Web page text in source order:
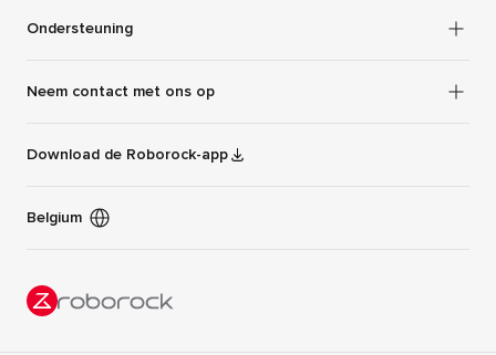
Ondersteuning
Neem contact met ons op
Download de Roborock-app
Belgium